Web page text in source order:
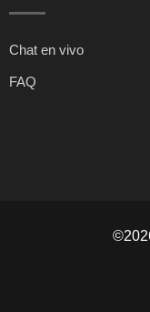
Chat en vivo
FAQ